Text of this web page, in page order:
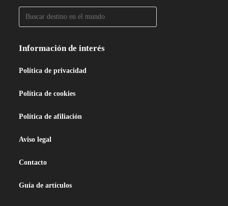
Información de interés
Política de privacidad
Política de cookies
Política de afiliación
Aviso legal
Contacto
Guía de artículos